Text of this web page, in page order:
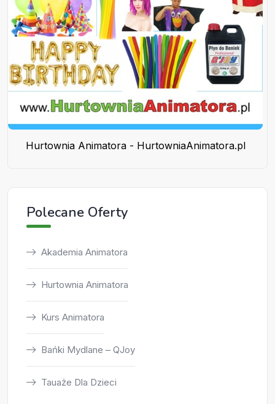
Hurtownia Animatora - HurtowniaAnimatora.pl
Polecane Oferty
Akademia Animatora
Hurtownia Animatora
Kurs Animatora
Bańki Mydlane – QJoy
Tauaże Dla Dzieci